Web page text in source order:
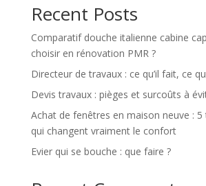
Recent Posts
Comparatif douche italienne cabine
choisir en rénovation PMR ?
Directeur de travaux : ce qu’il fait, ce
Devis travaux : pièges et surcoûts à
Achat de fenêtres en maison neuve :
qui changent vraiment le confort
Evier qui se bouche : que faire ?